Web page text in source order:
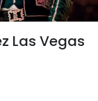
Las Vegas